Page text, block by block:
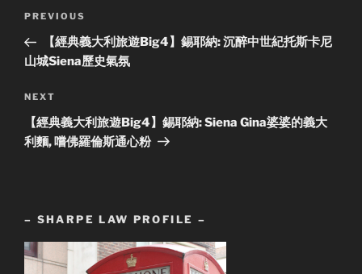
Previous
Post
PREVIOUS
【經典義大利旅遊Big4】錫耶納: 沉醉中世紀托斯卡尼
山城Siena歷史氣氛
Next
Post
NEXT
【經典義大利旅遊Big4】錫耶納: Siena Gina婆婆的義大
利麵, 嚐佛羅倫斯通心粉
– SHARPE LAW PROFILE –